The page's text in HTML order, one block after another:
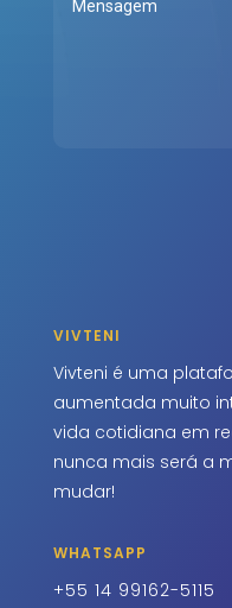
VIVTENI
Vivteni é uma
aumentada muito
vida cotidiana em
nunca mais será a
mudar!
WHATSAPP
+55 14 99162-5115